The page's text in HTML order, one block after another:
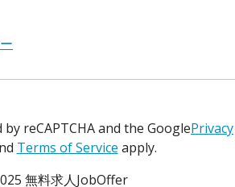
reCAPTCHA and the GooglePrivacy
Terms of Service apply.
無料求人JobOffer